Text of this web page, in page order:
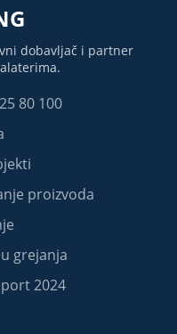
dobavljač i partner
80 100
proizvoda
grejanja
2024